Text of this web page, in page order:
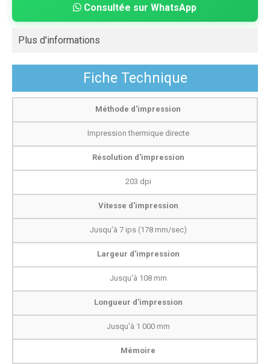
Consultée sur WhatsApp
Plus d'informations
Fiche Technique
Méthode d'impression
Impression thermique directe
Résolution d'impression
203 dpi
Vitesse d'impression
Jusqu'à 7 ips (178 mm/sec)
Largeur d'impression
Jusqu'à 108 mm
Longueur d'impression
Jusqu'à 1 000 mm
Mémoire